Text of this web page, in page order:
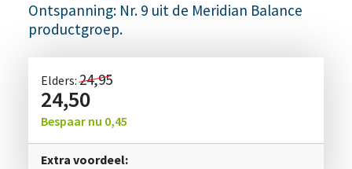
Ontspanning: Nr. 9 uit de Meridian Balance
productgroep.
Elders:24,95
24,50
Bespaar nu 0,45
Extra voordeel: